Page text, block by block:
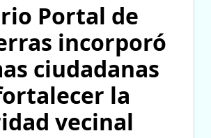
Portal de
incorporó
ciudadanas
la
vecinal